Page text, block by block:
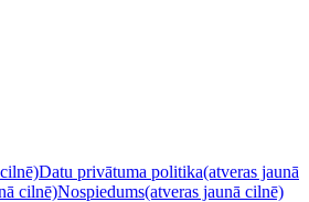
Datu privātuma politika(atveras jaunā
cilnē)Nospiedums(atveras jaunā cilnē)